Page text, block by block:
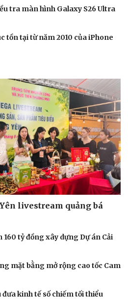
Blog
Tình yêu - Gia đình
tra màn hình Galaxy S26 Ultra
tồn tại từ năm 2010 của iPhone
livestream quảng bá
tỷ đồng xây dựng Dự án Cải
mặt bằng mở rộng cao tốc Cam
đưa kinh tế số chiếm tối thiểu